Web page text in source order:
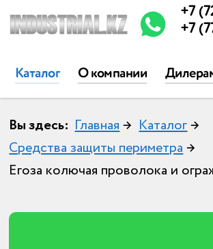
Каталог О компании
+7
+7
Вы здесь: Главная → Каталог→
Средства защиты периметра →
Егоза колючая проволока и